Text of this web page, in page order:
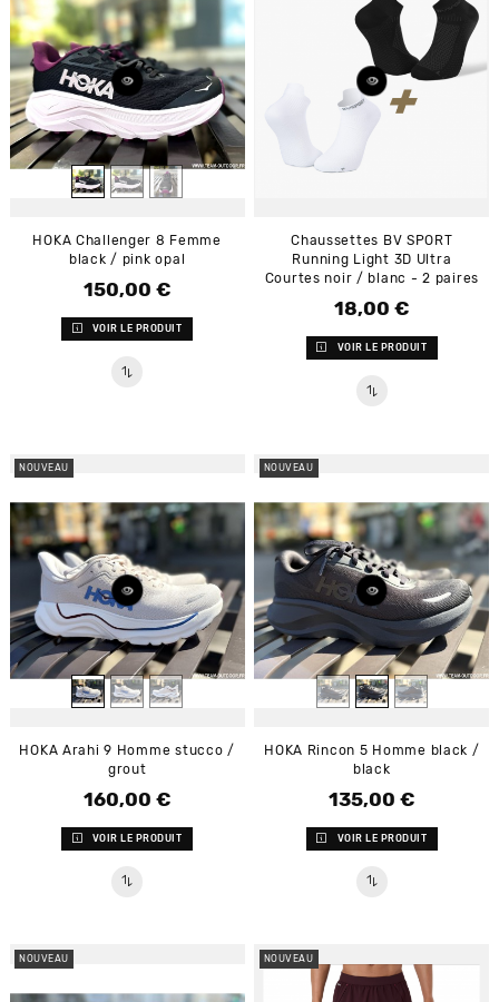
HOKA Challenger 8 Femme
black / pink opal
Prix
150,00 €
VOIR LE PRODUIT
Chaussettes BV SPORT
Running Light 3D Ultra
Courtes noir / blanc - 2 paires
Prix
18,00 €
VOIR LE PRODUIT
NOUVEAU
HOKA Arahi 9 Homme stucco /
grout
Prix
160,00 €
VOIR LE PRODUIT
NOUVEAU
HOKA Rincon 5 Homme black /
black
Prix
135,00 €
VOIR LE PRODUIT
NOUVEAU NOUVEAU